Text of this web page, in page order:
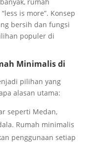
is more”. Konsep
bersih dan fungsi
populer di
Minimalis di
pilihan yang
alasan utama:
seperti Medan,
Rumah minimalis
penggunaan setiap